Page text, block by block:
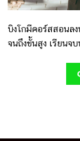
บิงโกมีคอร์สสอนล
จนถึงขั้นสูง เรียนจ